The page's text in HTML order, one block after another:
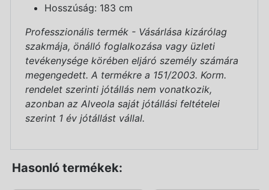
Hosszúság: 183 cm
Professzionális termék - Vásárlása kizárólag
szakmája, önálló foglalkozása vagy üzleti
tevékenysége körében eljáró személy számára
megengedett. A termékre a 151/2003. Korm.
rendelet szerinti jótállás nem vonatkozik,
azonban az Alveola saját jótállási feltételei
szerint 1 év jótállást vállal.
Hasonló termékek: